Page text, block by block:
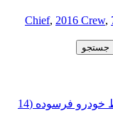
, 2016 Crew,
راهنمای کامل مراحل و شرایط اسقاط خودرو فرسوده (14